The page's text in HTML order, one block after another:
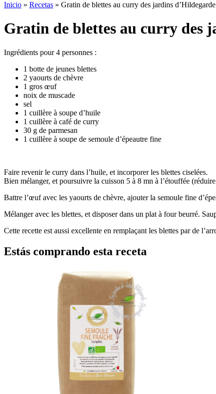
Inicio » Recetas » Gratin de blettes au curry des jardins d’Hildegarde
Gratin de blettes au curry des
Ingrédients pour 4 personnes :
1 botte de jeunes blettes
2 yaourts de chèvre
1 gros œuf
noix de muscade
sel
1 cuillère à soupe d’huile
1 cuillère à café de curry
30 g de parmesan
1 cuillère à soupe de semoule d’épeautre fine
Faire revenir le curry dans l’huile, et incorporer les blettes ciselées.
Bien mélanger, et poursuivre la cuisson 5 à 8 mn à l’étouffée
Battre l’œuf avec les yaourts de chèvre, ajouter la semoule fine
Mélanger avec les blettes, et disposer dans un plat à four beurré.
Cette recette est aussi excellente en remplaçant les blettes par de
Estás comprando esta receta